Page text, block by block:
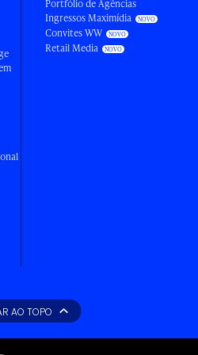
Portfólio de Agências
Ingressos Maximídia
Convites WW
Retail Media
AO TOPO